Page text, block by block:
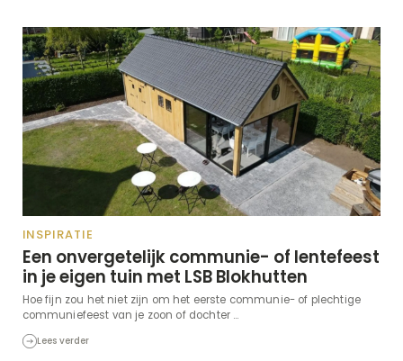
INSPIRATIE
Een onvergetelijk communie- of lentefeest
in je eigen tuin met LSB Blokhutten
Hoe fijn zou het niet zijn om het eerste communie- of plechtige
communiefeest van je zoon of dochter ...
Lees verder